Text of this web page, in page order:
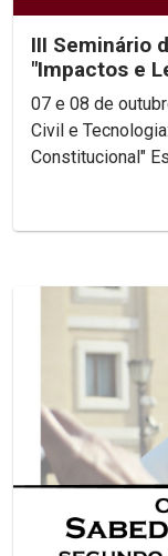
III Seminário
"Impactos e
07 e 08 de outubro de 2025 III
Civil e